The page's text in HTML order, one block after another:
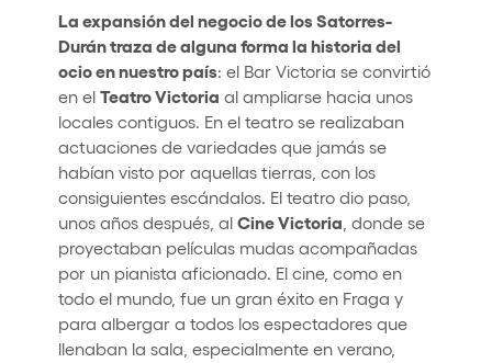
La expansión del negocio de los Satorres-
Durán traza de alguna forma la historia del
ocio en nuestro país: el Bar Victoria se convirtió
en el Teatro Victoria al ampliarse hacia unos
locales contiguos. En el teatro se realizaban
actuaciones de variedades que jamás se
habían visto por aquellas tierras, con los
consiguientes escándalos. El teatro dio paso,
unos años después, al Cine Victoria , donde se
proyectaban películas mudas acompañadas
por un pianista aficionado. El cine, como en
todo el mundo, fue un gran éxito en Fraga y
para albergar a todos los espectadores que
llenaban la sala, especialmente en verano,